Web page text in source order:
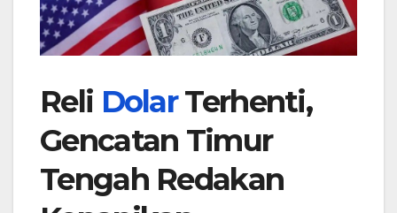
Reli DolarTerhenti,
Gencatan Timur
Tengah Redakan